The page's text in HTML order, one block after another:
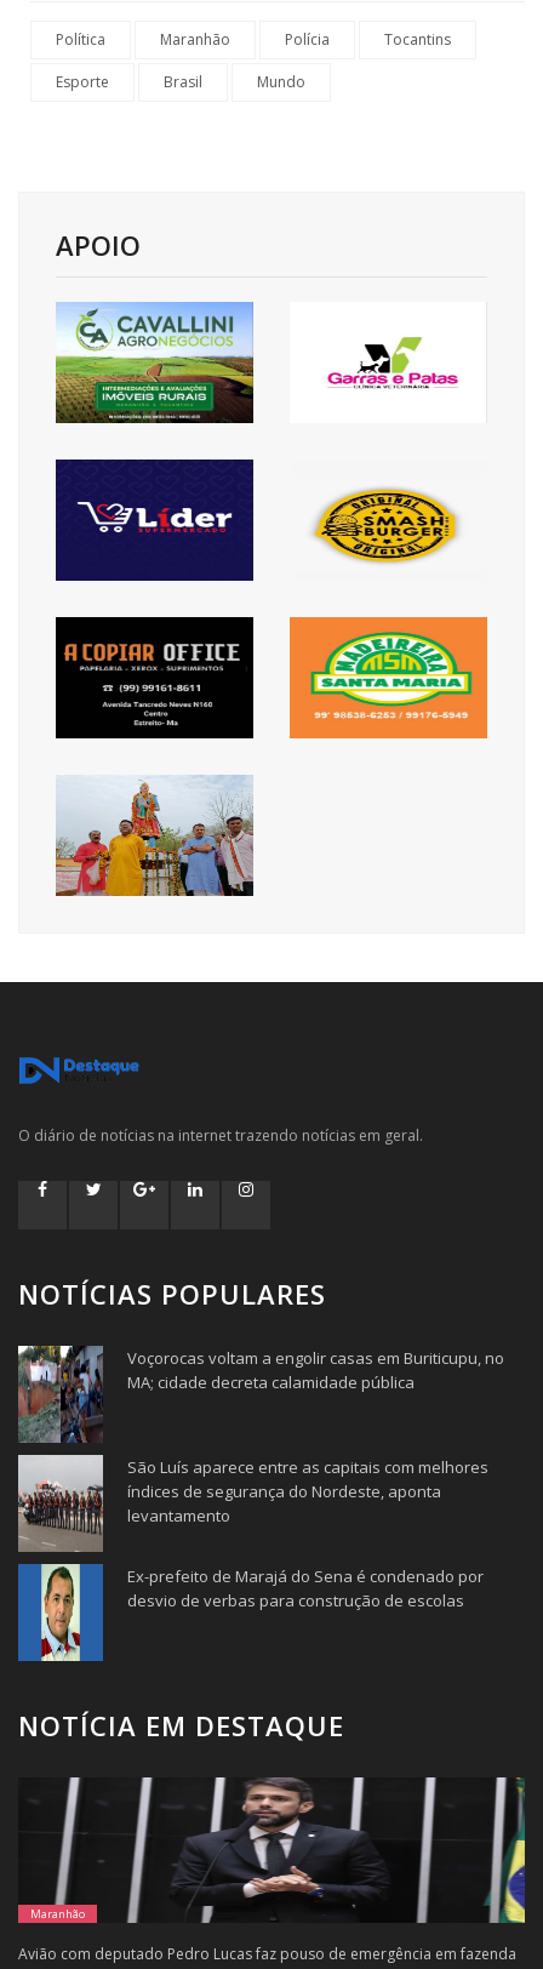
Política Maranhão Polícia Tocantins
Esporte Brasil Mundo
APOIO
O diário de notícias na internet trazendo notícias em geral.
NOTÍCIAS POPULARES
Voçorocas voltam a engolir casas em Buriticupu, no
MA; cidade decreta calamidade pública
São Luís aparece entre as capitais com melhores
índices de segurança do Nordeste, aponta
levantamento
Ex-prefeito de Marajá do Sena é condenado por
desvio de verbas para construção de escolas
NOTÍCIA EM DESTAQUE
Maranhão
Avião com deputado Pedro Lucas faz pouso de emergência em fazenda